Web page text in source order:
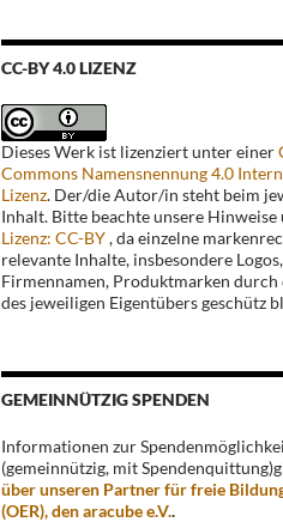
CC-BY 4.0 LIZENZ
Dieses Werk ist lizenziert unter einer
Commons Namensnennung 4.0
Lizenz. Der/die Autor/in steht beim
Inhalt. Bitte beachte unsere Hinweise
Lizenz: CC-BY, da einzelne
relevante Inhalte, insbesondere Logos,
Firmennamen, Produktmarken durch
des jeweiligen Eigentübers geschütz
GEMEINNÜTZIG SPENDEN
Informationen zur
(gemeinnützig, mit
über unseren Partner für freie
(OER), den aracube e.V..